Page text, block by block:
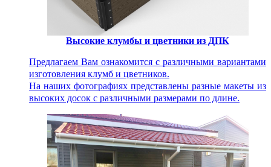
Высокие клумбы и цветники из ДПК
Предлагаем Вам ознакомится с различными вариантами
изготовления клумб и цветников.
На наших фотографиях представлены разные макеты из
высоких досок с различными размерами по длине.